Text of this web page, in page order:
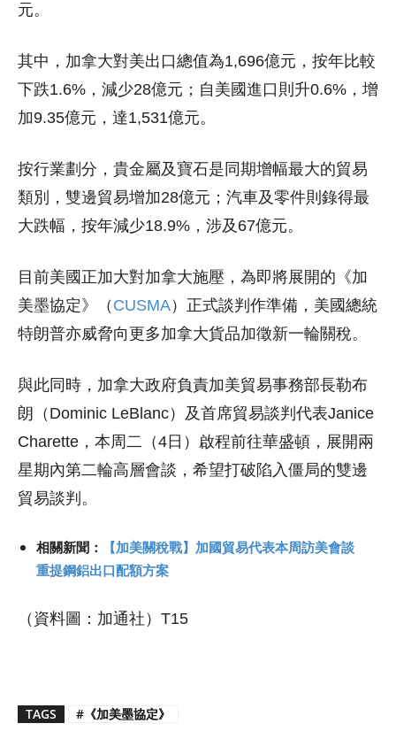
元。
其中，加拿大對美出口總值為1,696億元，按年比較
下跌1.6%，減少28億元；自美國進口則升0.6%，增
加9.35億元，達1,531億元。
按行業劃分，貴金屬及寶石是同期增幅最大的貿易
類別，雙邊貿易增加28億元；汽車及零件則錄得最
大跌幅，按年減少18.9%，涉及67億元。
目前美國正加大對加拿大施壓，為即將展開的《加
美墨協定》（ CUSMA）正式談判作準備，美國總統
特朗普亦威脅向更多加拿大貨品加徵新一輪關稅。
與此同時，加拿大政府負責加美貿易事務部長勒布
朗（Dominic LeBlanc）及首席貿易談判代表Janice
Charette，本周二（4日）啟程前往華盛頓，展開兩
星期內第二輪高層會談，希望打破陷入僵局的雙邊
貿易談判。
相關新聞： 【加美關稅戰】加國貿易代表本周訪美會談
重提鋼鋁出口配額方案
（資料圖：加通社）T15
TAGS #《加美墨協定》